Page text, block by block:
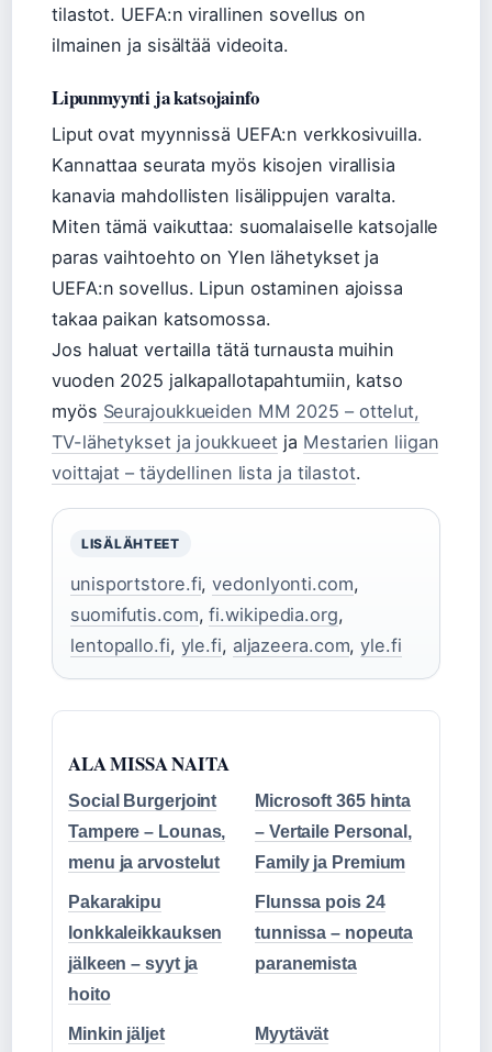
tilastot. UEFA:n virallinen sovellus on
ilmainen ja sisältää videoita.
Lipunmyynti ja katsojainfo
Liput ovat myynnissä UEFA:n verkkosivuilla.
Kannattaa seurata myös kisojen virallisia
kanavia mahdollisten lisälippujen varalta.
Miten tämä vaikuttaa: suomalaiselle katsojalle
paras vaihtoehto on Ylen lähetykset ja
UEFA:n sovellus. Lipun ostaminen ajoissa
takaa paikan katsomossa.
Jos haluat vertailla tätä turnausta muihin
vuoden 2025 jalkapallotapahtumiin, katso
myös Seurajoukkueiden MM 2025 – ottelut,
TV-lähetykset ja joukkueet ja Mestarien liigan
voittajat – täydellinen lista ja tilastot.
LISÄLÄHTEET
unisportstore.fi,vedonlyonti.com,
suomifutis.com,fi.wikipedia.org,
lentopallo.fi, yle.fi, aljazeera.com,yle.fi
ALA MISSA NAITA
Social Burgerjoint
Tampere – Lounas,
menu ja arvostelut
Microsoft 365 hinta
– Vertaile Personal,
Family ja Premium
Pakarakipu
lonkkaleikkauksen
jälkeen – syyt ja
hoito
Flunssa pois 24
tunnissa – nopeuta
paranemista
Minkin jäljet
Myytävät